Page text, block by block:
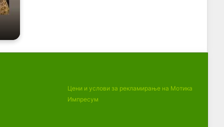
Цени и услови за рекламирање на Мотика
Импресум